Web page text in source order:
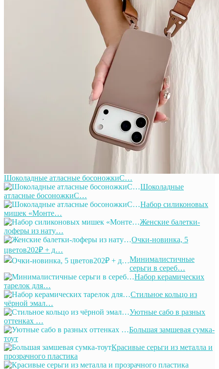
Шоколадные атласные босоножкиС…
Шоколадные
атласные босоножкиС…
Набор силиконовых
мишек «Монте…
Женские балетки-
лоферы из нату…
Очки-новинка, 5
цветов202₽ + д…
Минималистичные
серьги в сереб…
Набор керамических
тарелок для…
Стильное кольцо из
чёрной эмал…
Уютные сабо в разных
оттенках …
Большая замшевая сумка-
тоут
Красивые серьги из металла и
прозрачного пластика